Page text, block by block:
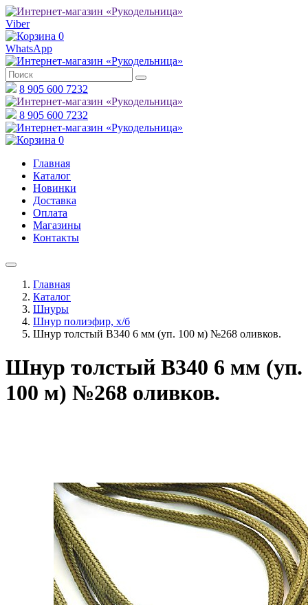
Viber
0
WhatsApp
8 905 600 7232
8 905 600 7232
0
Главная
Каталог
Новинки
Доставка
Оплата
Магазины
Контакты
Главная
Каталог
Шнуры
Шнур полиэфир, х/б
Шнур толстый В340 6 мм (уп. 100 м) №268 оливков.
Шнур толстый В340 6 мм (уп.
100 м) №268 оливков.